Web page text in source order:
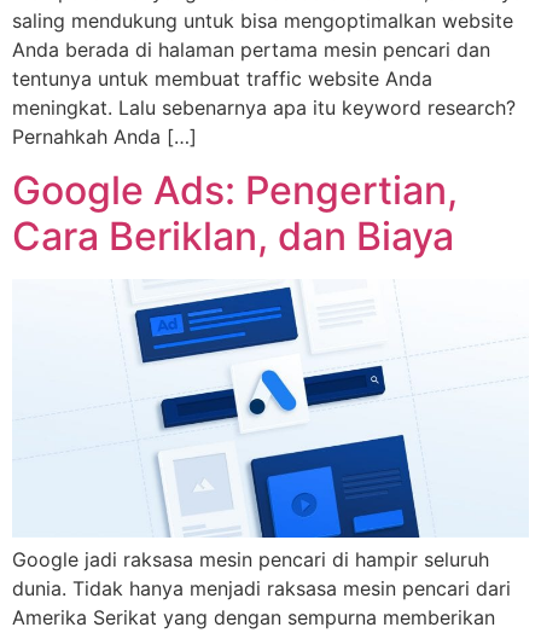
saling mendukung untuk bisa mengoptimalkan website
Anda berada di halaman pertama mesin pencari dan
tentunya untuk membuat traffic website Anda
meningkat. Lalu sebenarnya apa itu keyword research?
Pernahkah Anda […]
Google Ads: Pengertian,
Cara Beriklan, dan Biaya
Google jadi raksasa mesin pencari di hampir seluruh
dunia. Tidak hanya menjadi raksasa mesin pencari dari
Amerika Serikat yang dengan sempurna memberikan